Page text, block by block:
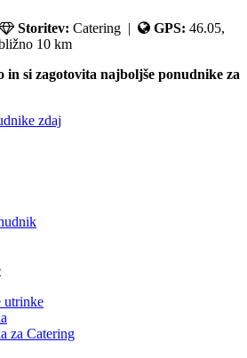
Storitev: Catering | GPS: 46.05,
10 km
in si zagotovita najboljše ponudnike za
zdaj
utrinke
za Catering